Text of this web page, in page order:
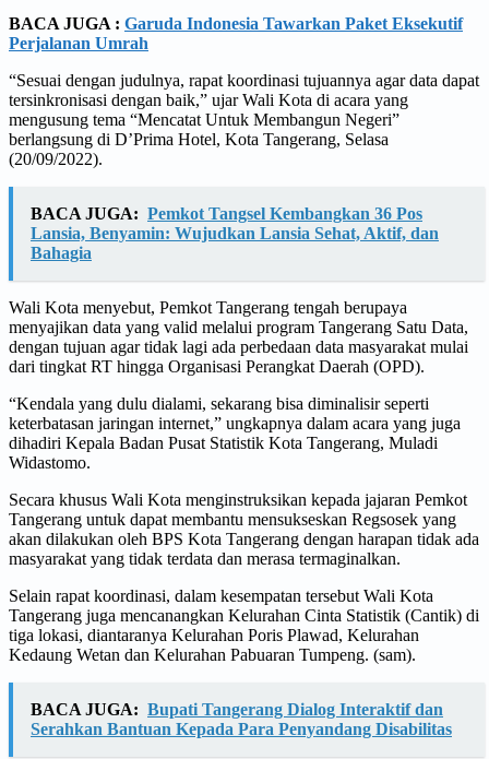
BACA JUGA : Garuda Indonesia Tawarkan Paket Eksekutif
Perjalanan Umrah
“Sesuai dengan judulnya, rapat koordinasi tujuannya agar data dapat
tersinkronisasi dengan baik,” ujar Wali Kota di acara yang
mengusung tema “Mencatat Untuk Membangun Negeri”
berlangsung di D’Prima Hotel, Kota Tangerang, Selasa
(20/09/2022).
BACA JUGA: Pemkot Tangsel Kembangkan 36 Pos
Lansia, Benyamin: Wujudkan Lansia Sehat, Aktif, dan
Bahagia
Wali Kota menyebut, Pemkot Tangerang tengah berupaya
menyajikan data yang valid melalui program Tangerang Satu Data,
dengan tujuan agar tidak lagi ada perbedaan data masyarakat mulai
dari tingkat RT hingga Organisasi Perangkat Daerah (OPD).
“Kendala yang dulu dialami, sekarang bisa diminalisir seperti
keterbatasan jaringan internet,” ungkapnya dalam acara yang juga
dihadiri Kepala Badan Pusat Statistik Kota Tangerang, Muladi
Widastomo.
Secara khusus Wali Kota menginstruksikan kepada jajaran Pemkot
Tangerang untuk dapat membantu mensukseskan Regsosek yang
akan dilakukan oleh BPS Kota Tangerang dengan harapan tidak ada
masyarakat yang tidak terdata dan merasa termaginalkan.
Selain rapat koordinasi, dalam kesempatan tersebut Wali Kota
Tangerang juga mencanangkan Kelurahan Cinta Statistik (Cantik) di
tiga lokasi, diantaranya Kelurahan Poris Plawad, Kelurahan
Kedaung Wetan dan Kelurahan Pabuaran Tumpeng. (sam).
BACA JUGA: Bupati Tangerang Dialog Interaktif dan
Serahkan Bantuan Kepada Para Penyandang Disabilitas